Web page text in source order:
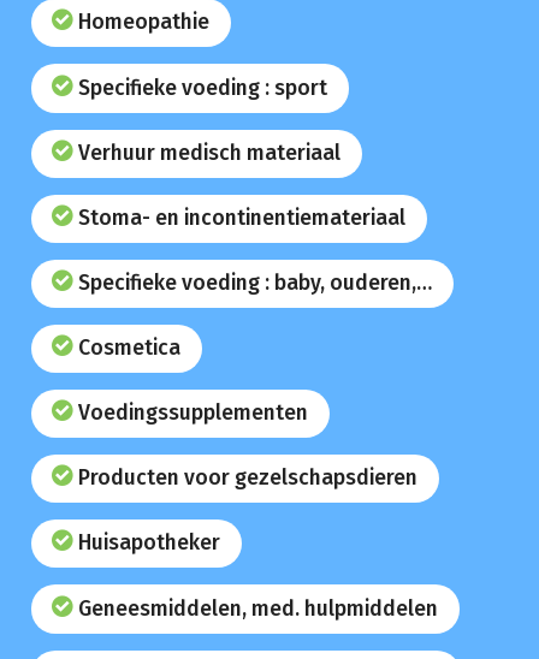
Homeopathie
Specifieke voeding : sport
Verhuur medisch materiaal
Stoma- en incontinentiemateriaal
Specifieke voeding : baby, ouderen,…
Cosmetica
Voedingssupplementen
Producten voor gezelschapsdieren
Huisapotheker
Geneesmiddelen, med. hulpmiddelen